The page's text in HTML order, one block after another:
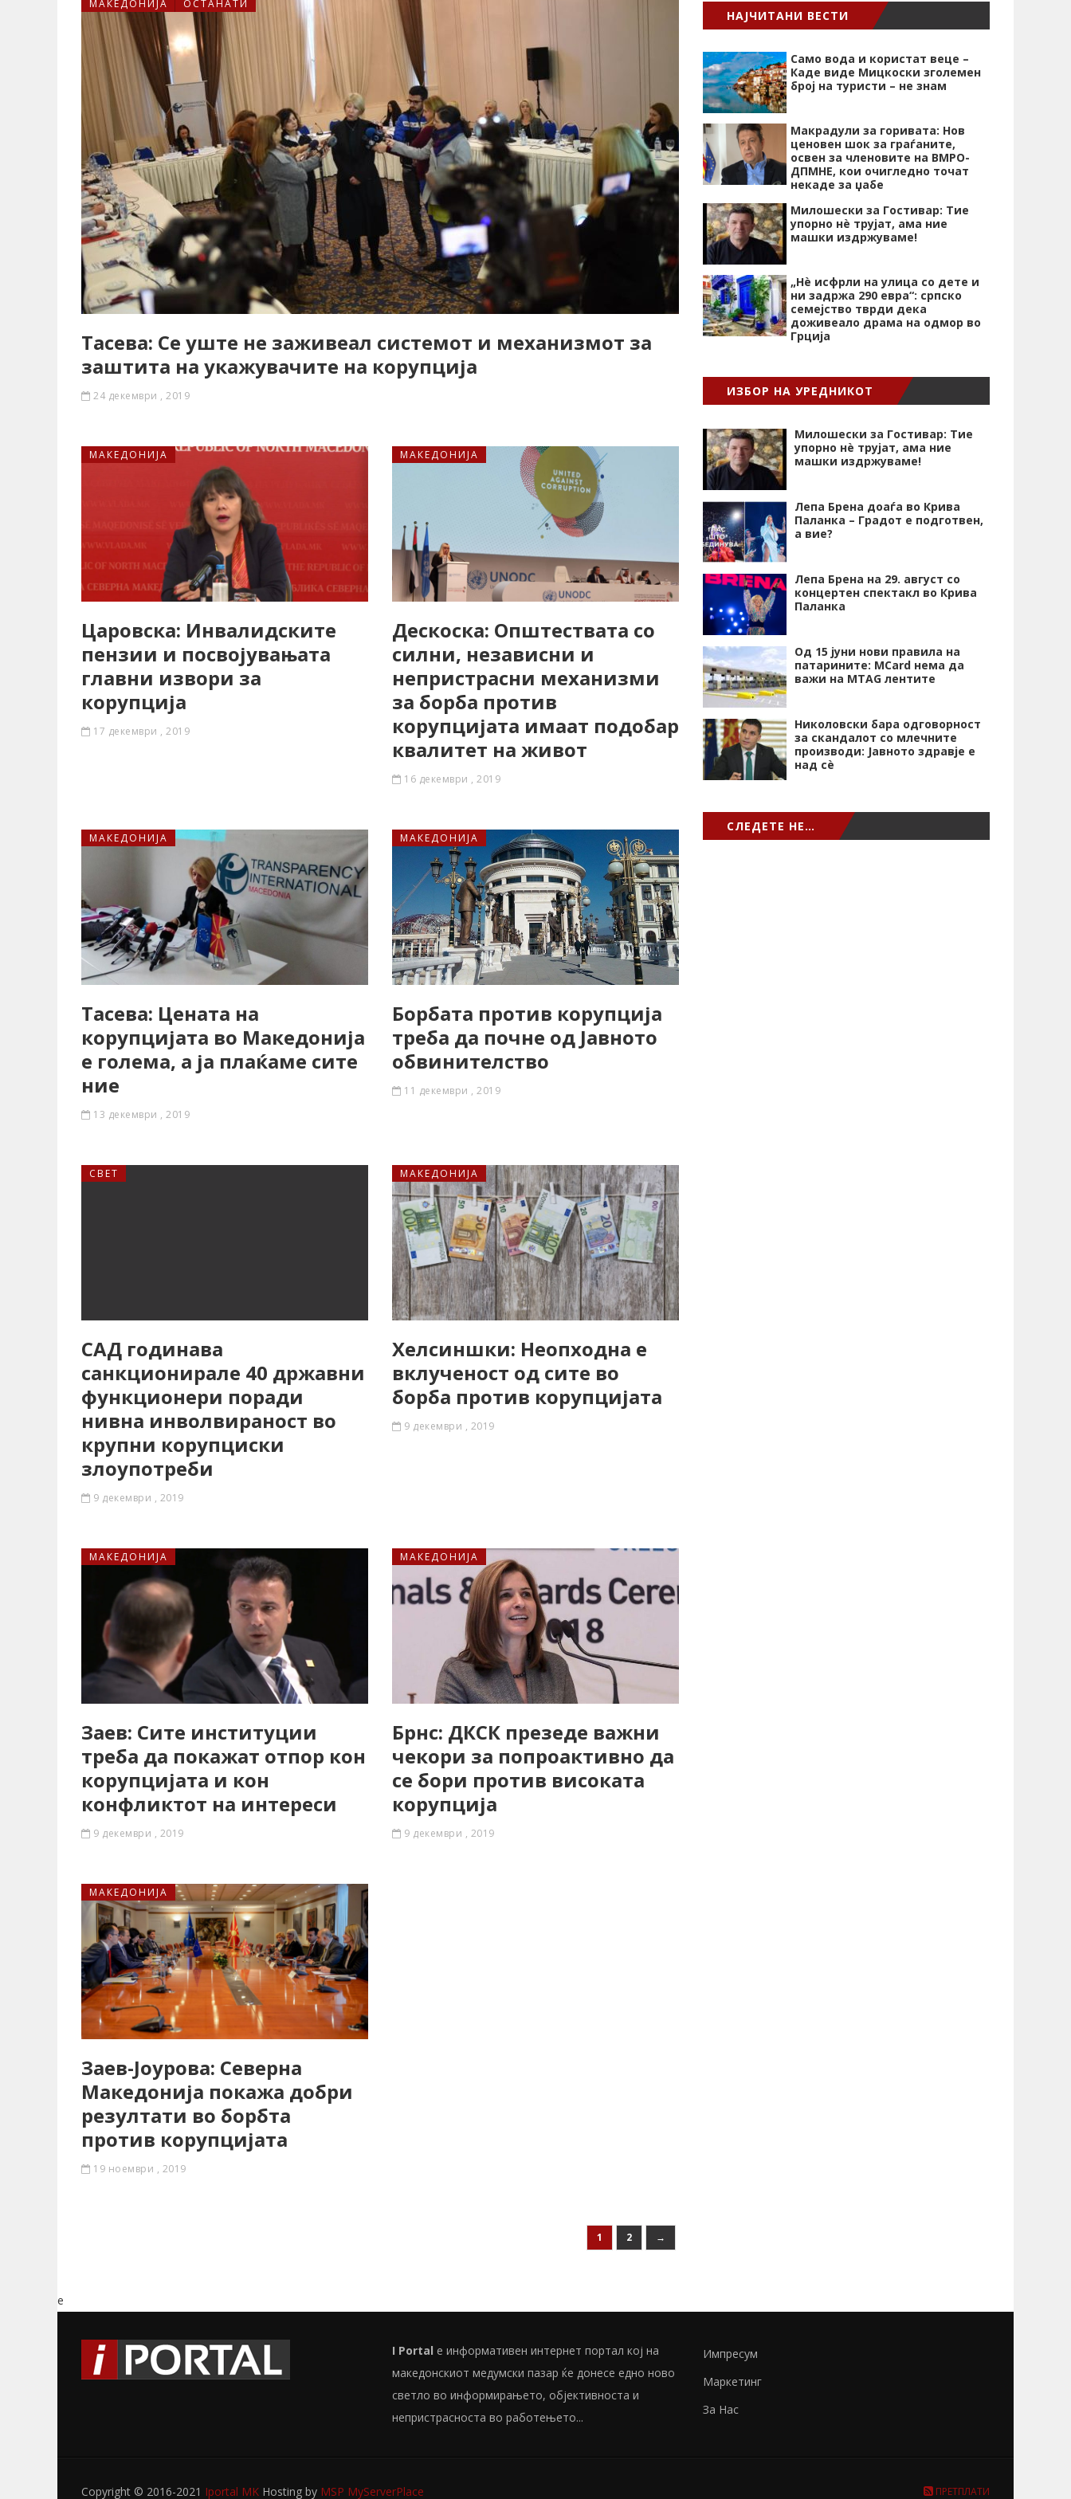
МАКЕДОНИЈА ОСТАНАТИ
Тасева: Се уште не заживеал системот и механизмот за
заштита на укажувачите на корупција
24 декември , 2019
МАКЕДОНИЈА
Царовска: Инвалидските
пензии и посвојувањата
главни извори за
корупција
17 декември , 2019
МАКЕДОНИЈА
Дескоска: Општествата со
силни, независни и
непристрасни механизми
за борба против
корупцијата имаат подобар
квалитет на живот
16 декември , 2019
МАКЕДОНИЈА
Тасева: Цената на
корупцијата во Македонија
е голема, а ја плаќаме сите
ние
13 декември , 2019
МАКЕДОНИЈА
Борбата против корупција
треба да почне од Јавното
обвинителство
11 декември , 2019
СВЕТ
САД годинава
санкционирале 40 државни
функционери поради
нивна инволвираност во
крупни корупциски
злоупотреби
9 декември , 2019
МАКЕДОНИЈА
Хелсиншки: Неопходна е
вклученост од сите во
борба против корупцијата
9 декември , 2019
МАКЕДОНИЈА
Заев: Сите институции
треба да покажат отпор кон
корупцијата и кон
конфликтот на интереси
9 декември , 2019
МАКЕДОНИЈА
Брнс: ДКСК презеде важни
чекори за попроактивно да
се бори против високата
корупција
9 декември , 2019
МАКЕДОНИЈА
Заев-Јоурова: Северна
Македонија покажа добри
резултати во борбта
против корупцијата
19 ноември , 2019
1 2 →
НАЈЧИТАНИ ВЕСТИ
Само вода и користат веце –
Каде виде Мицкоски зголемен
број на туристи – не знам
Макрадули за горивата: Нов
ценовен шок за граѓаните,
освен за членовите на ВМРО-
ДПМНЕ, кои очигледно точат
некаде за џабе
Милошески за Гостивар: Тие
упорно нѐ трујат, ама ние
машки издржуваме!
„Нѐ исфрли на улица со дете и
ни задржа 290 евра“: српско
семејство тврди дека
доживеало драма на одмор во
Грција
ИЗБОР НА УРЕДНИКОТ
Милошески за Гостивар: Тие
упорно нѐ трујат, ама ние
машки издржуваме!
Лепа Брена доаѓа во Крива
Паланка – Градот е подготвен,
а вие?
Лепа Брена на 29. август со
концертен спектакл во Крива
Паланка
Од 15 јуни нови правила на
патарините: MCard нема да
важи на MTAG лентите
Николовски бара одговорност
за скандалот со млечните
производи: Јавното здравје е
над сѐ
СЛЕДЕТЕ НЕ…
e
I Portal е информативен интернет портал кој на
македонскиот медумски пазар ќе донесе едно ново
светло во информирањето, објективноста и
непристрасноста во работењето...
Импресум
Маркетинг
За Нас
Copyright © 2016-2021 Iportal MK Hosting by MSP MyServerPlace ПРЕТПЛАТИ